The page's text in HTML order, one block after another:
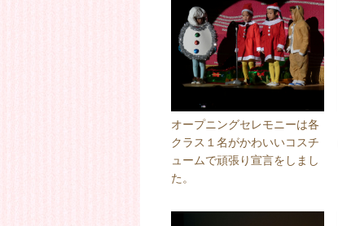
オープニングセレモニーは各
クラス１名がかわいいコスチ
ュームで頑張り宣言をしまし
た。